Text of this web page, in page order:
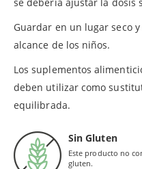
Guardar en un lugar seco
alcance de los niños.
Los suplementos
deben utilizar como
equilibrada.
Sin Gluten
Este producto no
gluten.